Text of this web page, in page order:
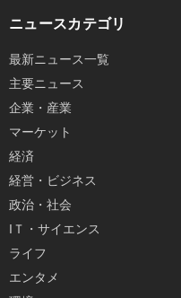
ニュースカテゴリ
最新ニュース一覧
主要ニュース
企業・産業
マーケット
経済
経営・ビジネス
政治・社会
IＴ・サイエンス
ライフ
エンタメ